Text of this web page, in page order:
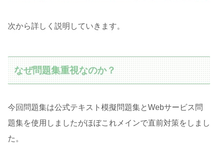
次から詳しく説明していきます。
なぜ問題集重視なのか？
今回問題集は公式テキスト模擬問題集とWebサービス問
題集を使用しましたがほぼこれメインで直前対策をしまし
た。